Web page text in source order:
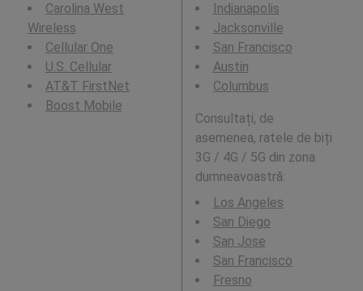
Carolina West
Wireless
Cellular One
U.S. Cellular
AT&T FirstNet
Boost Mobile
Indianapolis
Jacksonville
San Francisco
Austin
Columbus
Consultați, de
asemenea, ratele de biți
3G / 4G / 5G din zona
dumneavoastră:
Los Angeles
San Diego
San Jose
San Francisco
Fresno